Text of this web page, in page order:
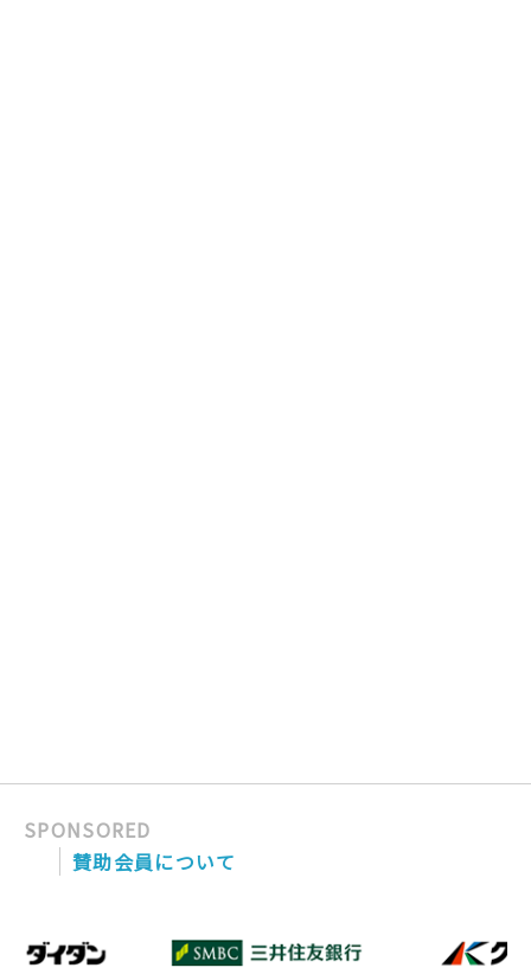
SPONSORED
賛助会員について